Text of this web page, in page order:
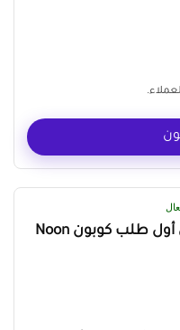
كود خصم نون أول طلب كوبون Noon